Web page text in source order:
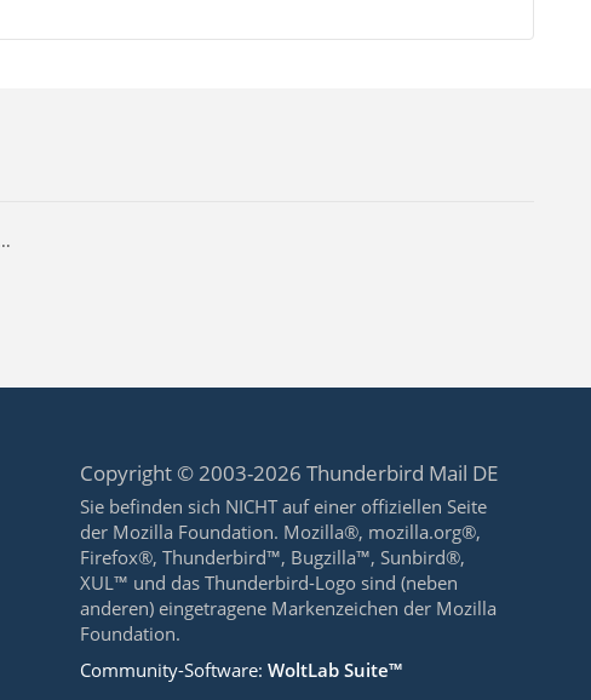
links neben dem Betreff
Copyright © 2003-2026 Thunderbird Mail DE
Sie befinden sich NICHT auf einer offiziellen Seite
der Mozilla Foundation. Mozilla®, mozilla.org®,
Firefox®, Thunderbird™, Bugzilla™, Sunbird®,
XUL™ und das Thunderbird-Logo sind (neben
anderen) eingetragene Markenzeichen der Mozilla
Foundation.
Community-Software:WoltLab Suite™